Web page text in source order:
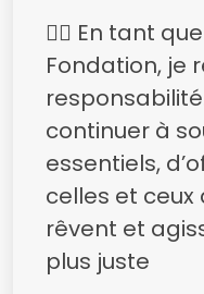
👉🏿 En tant
Fondation, je
continuer à
essentiels,
celles et ceux
rêvent et
plus juste